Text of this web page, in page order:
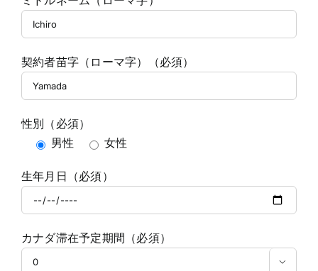
契約者苗字（ローマ字）（必須）
性別（必須）
男性
女性
生年月日（必須）
カナダ滞在予定期間（必須）
